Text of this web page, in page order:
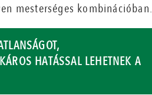
mesterséges kombinációban.
HATÁSSAL LEHETNEK A